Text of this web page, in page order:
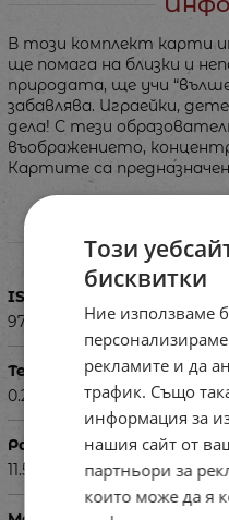
В този комплект карти
ще помага на близки и
природата, ще учи
забавлява. Играейки,
дела! С тези
въображението,
Картите са
ISBN
9789549749830
Тегло в кг
0.250кг.
Размери в см
11.50 х 16.00 х 2.50 см
Този
бисквитки
Ние използваме
рекламите и да
трафик. Също
информация за
нашия сайт от
партньори за
които може да я